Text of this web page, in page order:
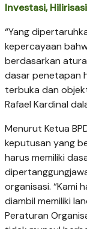
Investasi,
“Yang
kepercayaan
berdasarkan
dasar penetapan
terbuka dan
Rafael Kardinal
Menurut Ketua
keputusan yang
harus memiliki
organisasi. “Kami
diambil memiliki
Peraturan